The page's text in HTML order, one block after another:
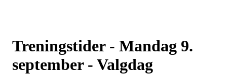
Treningstider - Mandag 9.
september - Valgdag